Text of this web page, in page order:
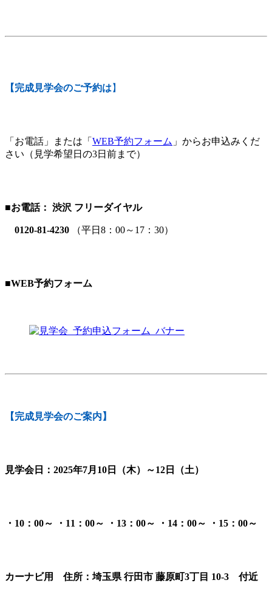
【完成見学会のご予約は 】
「お電話」または「 WEB予約フォーム 」からお申込みくだ
さい（見学希望日の3日前まで）
■お電話： 渋沢 フリーダイヤル
0120-81-4230 （平日8：00～17：30）
■WEB予約フォーム
【完成見学会のご案内】
見学会日：2025年7月10日（木）～12日（土）
・10：00～ ・11：00～ ・13：00～ ・14：00～ ・15：00～
カーナビ用 住所：埼玉県 行田市 藤原町3丁目 10-3 付近